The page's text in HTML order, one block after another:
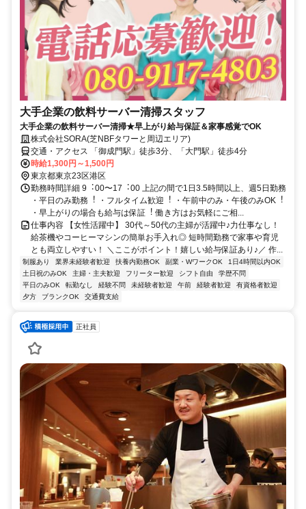
⼤⼿企業の飲料サーバー清掃スタッフ
大手企業の飲料サーバー清掃★早上がり給与保証＆家事感覚でOK
株式会社SORA(芝NBFタワーと周辺エリア)
交通・アクセス 「御成門駅」徒歩3分、「大門駅」徒歩4分
時給1,300円～1,500円
東京都東京23区港区
勤務時間詳細 9︓00〜17︓00 上記の間で1⽇3.5時間以上、週5⽇勤務
・平⽇のみ勤務︕ ・フルタイム歓迎︕ ・午前中のみ・午後のみOK︕
・早上がりの場合も給与は保証︕ 働き⽅はお気軽にご相...
仕事内容 【女性活躍中】 30代～50代の主婦が活躍中♪力仕事なし！
給茶機やコーヒーマシンの簡単お手入れ◎ 短時間勤務で家事や育児
とも両立しやすい！ ＼ここがポイント！嬉しい給与保証あり♪／ 作...
制服あり 業界未経験者歓迎 扶養内勤務OK 副業・WワークOK
1日4時間以内OK
土日祝のみOK
主婦・主夫歓迎 フリーター歓迎 シフト自由
学歴不問
平日のみOK
転勤なし 経験不問 未経験者歓迎 午前 経験者歓迎
有資格者歓迎
夕方
ブランクOK 交通費支給
正社員